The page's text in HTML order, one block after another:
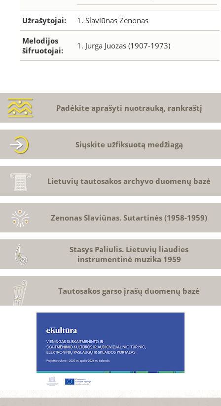
Užrašytojai: 1. Slaviūnas Zenonas
Melodijos
šifruotojai:
1. Jurga Juozas (1907-1973)
Padėkite aprašyti nuotrauką, rankraštį
Siųskite užfiksuotą medžiagą
Lietuvių tautosakos archyvo duomenų bazė
Zenonas Slaviūnas. Sutartinės (1958-1959)
Stasys Paliulis. Lietuvių liaudies
instrumentinė muzika 1959
Tautosakos garso įrašų duomenų bazė